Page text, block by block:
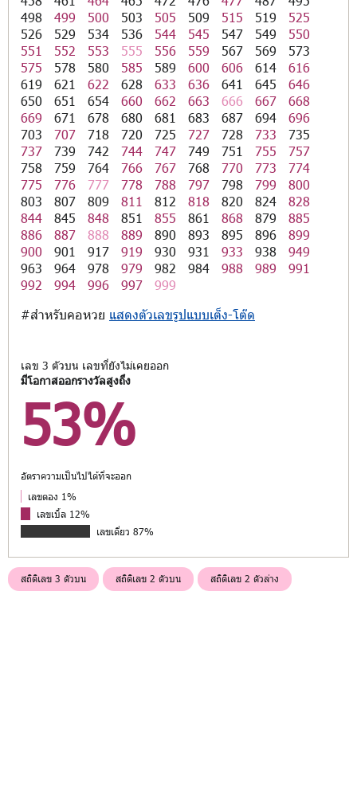
498
499 500 503 505 509 515 519
525
526
529 534 536 544 545 547 549
550
551
552 553 555 556 559 567 569
573
575
578 580 585 589 600 606 614
616
619
621 622 628 633 636 641 645
646
650
651 654 660 662 663 666 667
668
669
671 678 680 681 683 687 694
696
703
707 718 720 725 727 728 733
735
737
739 742 744 747 749 751 755
757
758
759 764 766 767 768 770 773
774
775
776 777 778 788 797 798 799
800
803
807 809 811 812 818 820 824
828
844
845 848 851 855 861 868 879
885
886
887 888 889 890 893 895 896
899
900
901 917 919 930 931 933 938
949
963
964 978 979 982 984 988 989
991
992
994 996 997
999
#สำหรับคอหวย แสดงตัวเลขรูปแบบเต็ง-โต๊ด
เลข 3 ตัวบน เลขที่ยังไม่เคยออก
มีโอกาสออกรางวัลสูงถึง
53%
อัตราความเป็นไปได้ที่จะออก
เลขตอง 1%
เลขเบิ้ล 12%
เลขเดี่ยว 87%
สถิติเลข 3 ตัวบน สถิติเลข 2 ตัวบน สถิติเลข 2 ตัวล่าง